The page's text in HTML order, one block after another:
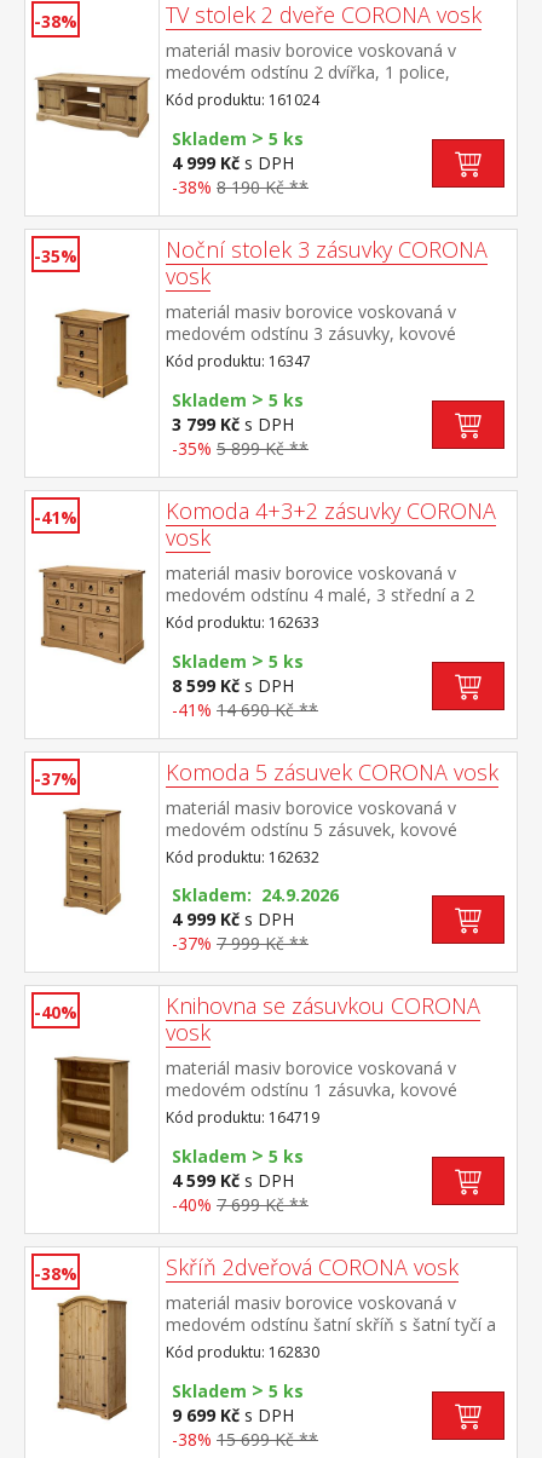
-38% TV stolek 2 dveře CORONA vosk
materiál masiv borovice voskovaná v
medovém odstínu 2 dvířka, 1 police,
kovové ozdobné úchytky součást sestavy
Corona
Kód produktu: 161024
Skladem > 5 ks
4 999 Kč s DPH
-38% 8 190 Kč **
-35%
Noční stolek 3 zásuvky CORONA
vosk
materiál masiv borovice voskovaná v
medovém odstínu 3 zásuvky, kovové
ozdobné úchytky součást sestavy Corona
Kód produktu: 16347
Skladem > 5 ks
3 799 Kč s DPH
-35% 5 899 Kč **
-41%
Komoda 4+3+2 zásuvky CORONA
vosk
materiál masiv borovice voskovaná v
medovém odstínu 4 malé, 3 střední a 2
velké zásuvky, kovové ozdobné úchytky
součást sestavy Corona
Kód produktu: 162633
Skladem > 5 ks
8 599 Kč s DPH
-41% 14 690 Kč **
-37% Komoda 5 zásuvek CORONA vosk
materiál masiv borovice voskovaná v
medovém odstínu 5 zásuvek, kovové
ozdobné úchytky součást sestavy Corona
Kód produktu: 162632
Skladem: 24.9.2026
4 999 Kč s DPH
-37% 7 999 Kč **
-40%
Knihovna se zásuvkou CORONA
vosk
materiál masiv borovice voskovaná v
medovém odstínu 1 zásuvka, kovové
ozdobné úchytky součást sestavy Corona
Kód produktu: 164719
Skladem > 5 ks
4 599 Kč s DPH
-40% 7 699 Kč **
-38% Skříň 2dveřová CORONA vosk
materiál masiv borovice voskovaná v
medovém odstínu šatní skříň s šatní tyčí a
policí na klobouky kovové ozdobné úchytky
součást sestavy Corona
Kód produktu: 162830
Skladem > 5 ks
9 699 Kč s DPH
-38% 15 699 Kč **